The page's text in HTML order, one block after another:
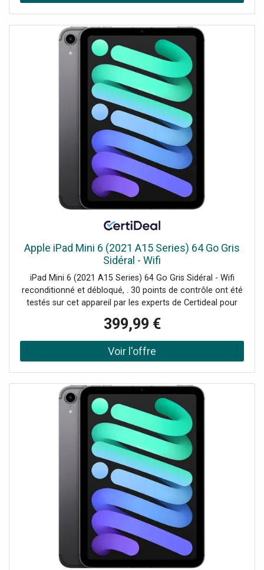
comprend 4 Unités à Cassette Intérieures 2,6 kW
(AJ026TNDKG/EU) 1 Unité Extérieure quadri 8,0 kW
(AJ080TXJ4KG/EU) 4 Panneaux de dimensions réduites
60x60cm PC4SUFMAN Les commandes compatibles à
acheter séparément sont les suivantes : Commande
simplifiée au ras du sol MWR-SH11N Commande filaire
MWR-WG00KN Kit Wi-fi Nasa MIM-H04EN pour
commande à distance
Apple iPad Mini 6 (2021 A15 Series) 64 Go Gris
Sidéral - Wifi
iPad Mini 6 (2021 A15 Series) 64 Go Gris Sidéral - Wifi
reconditionné et débloqué, . 30 points de contrôle ont été
testés sur cet appareil par les experts de Certideal pour
399,99 €